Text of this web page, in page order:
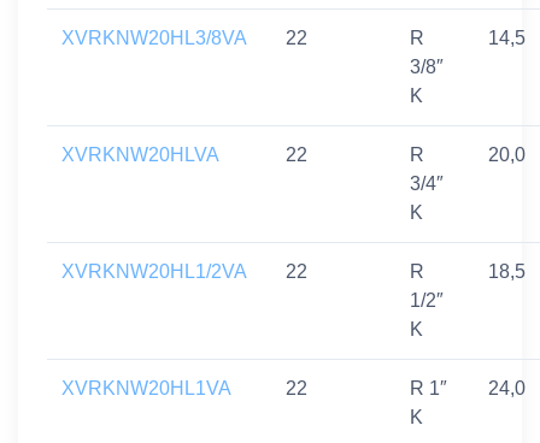
XVRKNW20HL3/8VA 22
R
3/8″
K
14,5
XVRKNW20HLVA 22
R
3/4″
K
20,0
XVRKNW20HL1/2VA 22
R
1/2″
K
18,5
XVRKNW20HL1VA 22
R 1″
K
24,0